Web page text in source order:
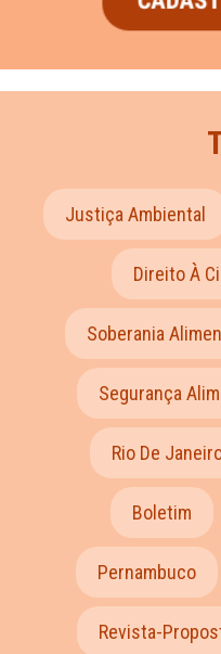
Justiça Ambiental
Direito À
Soberania
Segurança
Rio De
Boletim
Pernambuco
Revista-